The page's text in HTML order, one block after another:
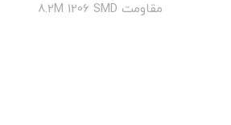
مقاومت 8.2M 1206 SMD